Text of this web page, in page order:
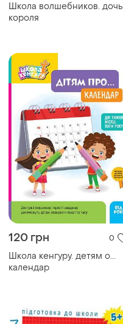
Школа волшебников. дочь
короля
120 грн 0
Школа кенгуру. детям о...
календар